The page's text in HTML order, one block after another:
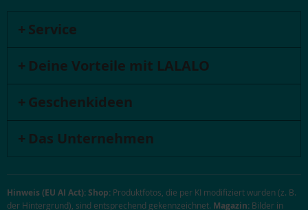
Service
Deine Vorteile mit LALALO
Geschenkideen
Das Unternehmen
Hinweis (EU AI Act):Shop: Produktfotos, die per KI modifiziert wurden (z. B.
der Hintergrund), sind entsprechend gekennzeichnet. Magazin: Bilder in